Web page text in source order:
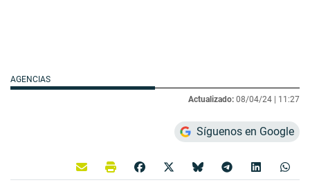
AGENCIAS
Actualizado: 08/04/24 | 11:27
Síguenos en Google